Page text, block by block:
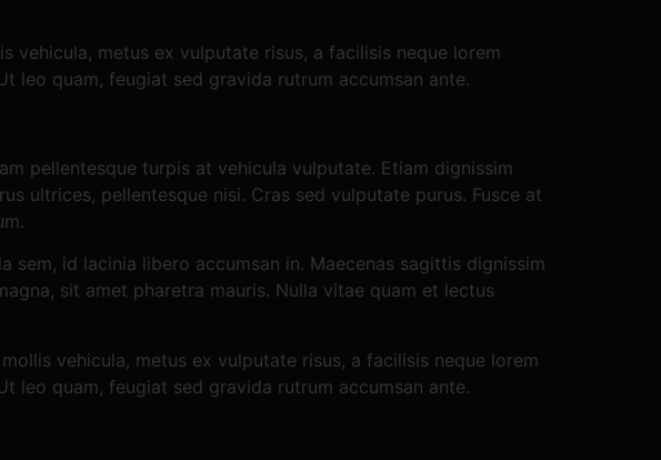
vehicula, metus ex vulputate risus, a facilisis neque lorem
leo quam, feugiat sed gravida rutrum accumsan ante.
pellentesque turpis at vehicula vulputate. Etiam dignissim
ultrices, pellentesque nisi. Cras sed vulputate purus. Fusce at
id lacinia libero accumsan in. Maecenas sagittis dignissim
sit amet pharetra mauris. Nulla vitae quam et lectus
vehicula, metus ex vulputate risus, a facilisis neque lorem
leo quam, feugiat sed gravida rutrum accumsan ante.